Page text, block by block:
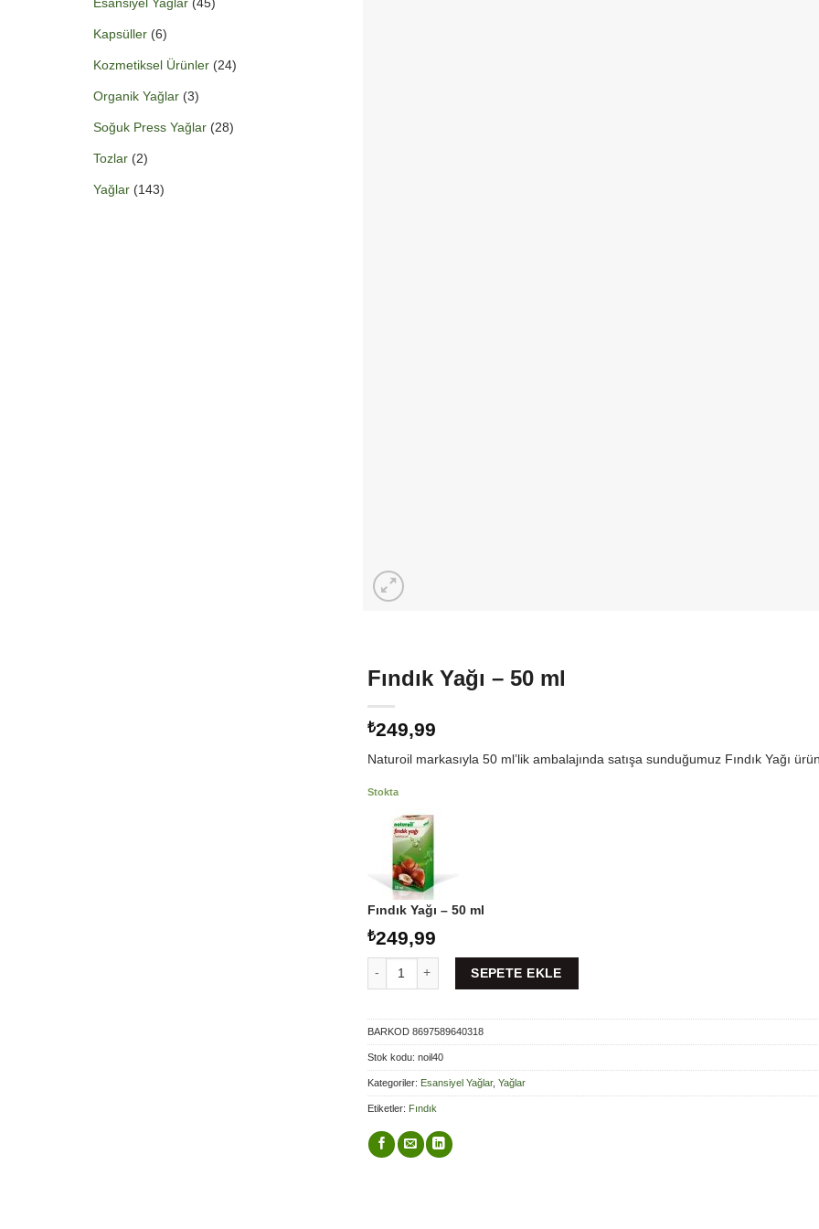
Esansiyel Yağlar (45)
Kapsüller (6)
Kozmetiksel Ürünler (24)
Organik Yağlar (3)
Soğuk Press Yağlar (28)
Tozlar (2)
Yağlar (143)
Fındık Yağı – 50 ml
₺249,99
Naturoil markasıyla 50 ml’lik ambalajında satışa sunduğumuz Fındık Yağı
Stokta
Fındık Yağı – 50 ml
₺249,99
Fındık Yağı - 50 ml adetSEPETE EKLE
BARKOD 8697589640318
Stok kodu: noil40
Kategoriler: Esansiyel Yağlar, Yağlar
Etiketler: Fındık